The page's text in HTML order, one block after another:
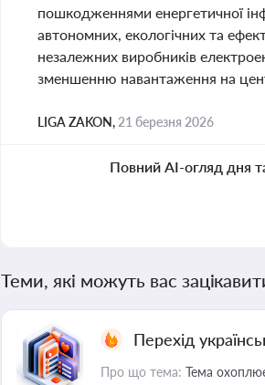
пошкодженнями енергетичної
автономних, екологічних та
незалежних виробників
зменшенню навантаження на
LIGA ZAKON, 21 березня 2026
Повний AI-огляд дня
Теми, які можуть вас
Перехід
Про що тема: Тема охоплює